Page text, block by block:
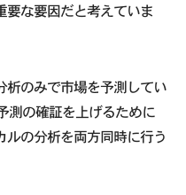
要な要因だと考えていま
析のみで市場を予測してい
測の確証を上げるために
ルの分析を両方同時に行う